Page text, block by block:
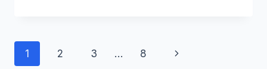
PLANILHA
Navegação
1 2 3 … 8
Página